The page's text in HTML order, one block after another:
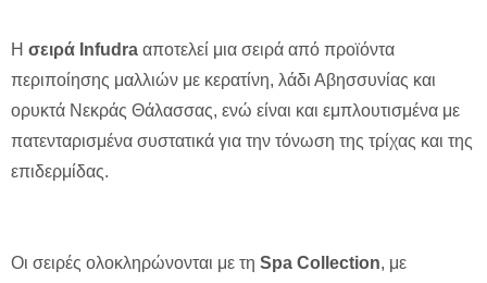
Η σειρά Infudra αποτελεί μια σειρά από προϊόντα
περιποίησης μαλλιών με κερατίνη, λάδι Αβησσυνίας και
ορυκτά Νεκράς Θάλασσας, ενώ είναι και εμπλουτισμένα με
πατενταρισμένα συστατικά για την τόνωση της τρίχας και της
επιδερμίδας.
Οι σειρές ολοκληρώνονται με τη Spa Collection, με